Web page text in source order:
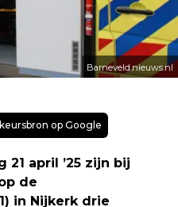
Barneveld.nieuws.nl
op Google
21 april ’25 zijn bij
de
in Nijkerk drie